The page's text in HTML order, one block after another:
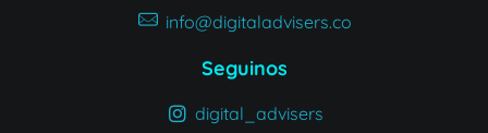
info@digitaladvisers.co
Seguinos
digital_advisers